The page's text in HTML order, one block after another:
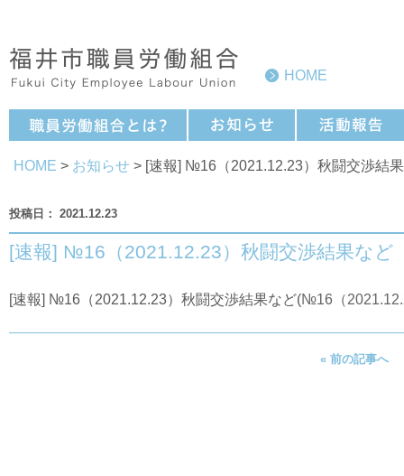
HOME
HOME > お知らせ > [速報] №16（2021.12.23）秋闘交渉結
2021.12.23
[速報] №16（2021.12.23）秋闘交渉結果など
[速報] №16（2021.12.23）秋闘交渉結果など(№16（
« 前の記事へ